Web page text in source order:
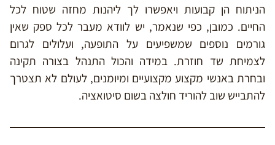
הניתוח הן קבועות ויאפשרו לך ליהנות מחזה שטוח לכל
החיים. כמובן, כפי שנאמר, יש לוודא מעבר לכל ספק שאין
גורמים נוספים שמשפיעים על התופעה, ועלולים לגרום
לצמיחת שד חוזרת. במידה והכול התנהל בצורה תקינה
ובחרת באנשי מקצוע מקצועיים ומיומנים, לעולם לא תצטרך
להתבייש שוב להוריד חולצה בשום סיטואציה.